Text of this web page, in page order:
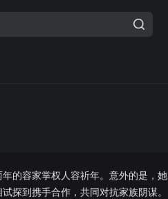
的容家掌权人容祈年。意外的是，她
探到携手合作，共同对抗家族阴谋。